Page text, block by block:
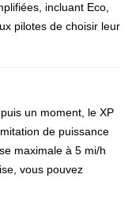
incluant Eco,
pilotes de choisir leur
un moment, le XP
de puissance
maximale à 5 mi/h
vous pouvez